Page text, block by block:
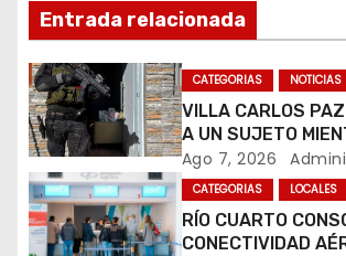
ó
n
d
e
e
Entrada relacionada
CATEGORIAS NOTICIAS
VILLA CARLOS
A UN SUJETO
COMERCIALIZABA
MARIHUANA EN
Ago 7, 2026
CATEGORIAS LOCALES
RÍO CUARTO
CONECTIVIDAD